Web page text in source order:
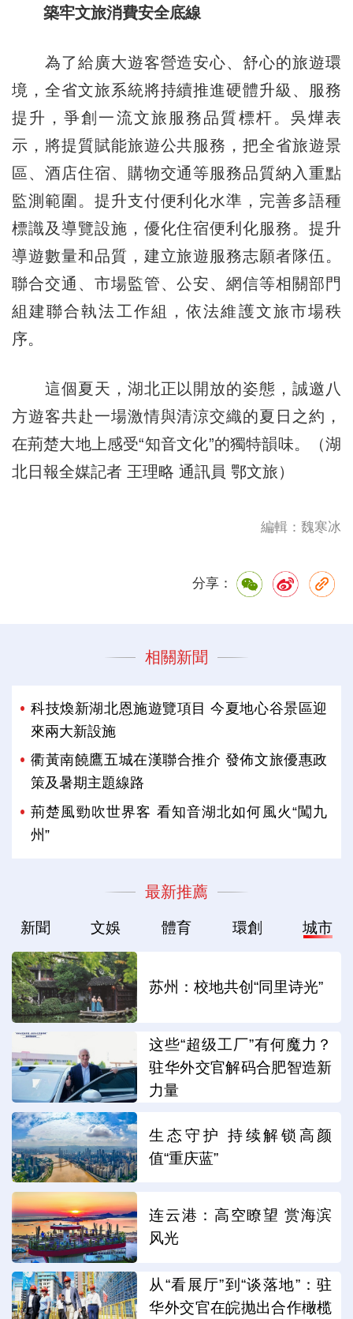
築牢文旅消費安全底線
為了給廣大遊客營造安心、舒心的旅遊環
境，全省文旅系統將持續推進硬體升級、服務
提升，爭創一流文旅服務品質標杆。吳燁表
示，將提質賦能旅遊公共服務，把全省旅遊景
區、酒店住宿、購物交通等服務品質納入重點
監測範圍。提升支付便利化水準，完善多語種
標識及導覽設施，優化住宿便利化服務。提升
導遊數量和品質，建立旅遊服務志願者隊伍。
聯合交通、市場監管、公安、網信等相關部門
組建聯合執法工作組，依法維護文旅市場秩
序。
這個夏天，湖北正以開放的姿態，誠邀八
方遊客共赴一場激情與清涼交織的夏日之約，
在荊楚大地上感受“知音文化”的獨特韻味。（湖
北日報全媒記者 王理略 通訊員 鄂文旅）
編輯：魏寒冰
分享：
相關新聞
科技煥新湖北恩施遊覽項目 今夏地心谷景區迎
來兩大新設施
衢黃南饒鷹五城在漢聯合推介 發佈文旅優惠政
策及暑期主題線路
荊楚風勁吹世界客 看知音湖北如何風火“闖九
州”
最新推薦
新聞 文娛 體育 環創 城市
苏州：校地共创“同里诗光”
这些“超级工厂”有何魔力？
驻华外交官解码合肥智造新
力量
生态守护 持续解锁高颜
值“重庆蓝”
连云港：高空瞭望 赏海滨
风光
从“看展厅”到“谈落地”：驻
华外交官在皖抛出合作橄榄